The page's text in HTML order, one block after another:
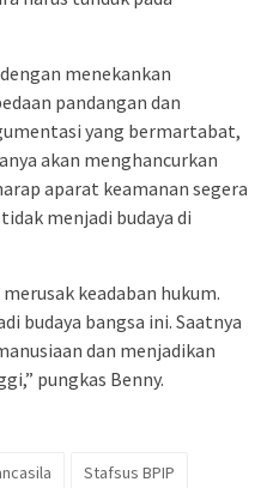
menekankan
pandangan dan
yang bermartabat,
akan menghancurkan
aparat keamanan segera
menjadi budaya di
keadaban hukum.
budaya bangsa ini. Saatnya
dan menjadikan
pungkas Benny.
Stafsus BPIP